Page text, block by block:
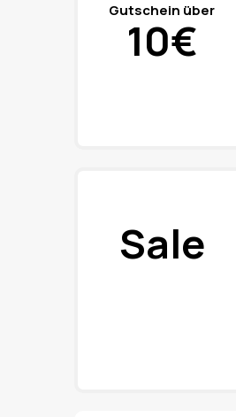
Gutschein über
10€
Sale